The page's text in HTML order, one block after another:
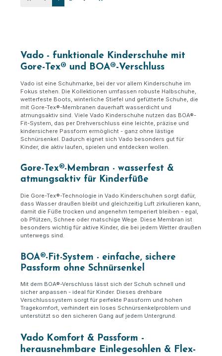
Vado - funktionale Kinderschuhe mit
Gore-Tex® und BOA®-Verschluss
Vado ist eine Schuhmarke, bei der vor allem Kinderschuhe im
Fokus stehen. Die Kollektionen umfassen robuste Halbschuhe,
wetterfeste Boots, winterliche Stiefel und gefütterte Schuhe, die
mit Gore-Tex®-Membranen dauerhaft wasserdicht und
atmungsaktiv sind. Viele Vado Kinderschuhe nutzen das BOA®-
Fit-System, das per Drehverschluss eine leichte, präzise und
kindersichere Passform ermöglicht - ganz ohne lästige
Schnürsenkel. Dadurch eignet sich Vado besonders gut für
Kinder, die aktiv laufen, spielen und entdecken wollen.
Gore-Tex®-Membran - wasserfest &
atmungsaktiv für Kinderfüße
Die Gore-Tex®-Technologie in Vado Kinderschuhen sorgt dafür,
dass Wasser draußen bleibt und gleichzeitig Luft zirkulieren kann,
damit die Füße trocken und angenehm temperiert bleiben - egal,
ob Pfützen, Schnee oder matschige Wege. Diese Membran ist
besonders wichtig für aktive Kinder, die bei jedem Wetter draußen
unterwegs sind.
BOA®-Fit-System - einfache, sichere
Passform ohne Schnürsenkel
Mit dem BOA®-Verschluss lässt sich der Schuh schnell und
sicher anpassen - ideal für Kinder. Dieses drehbare
Verschlusssystem sorgt für perfekte Passform und hohen
Tragekomfort, verhindert ein loses Schnürsenkelproblem und
unterstützt so den sicheren Gang auf jedem Untergrund.
Vado Komfort & Passform -
herausnehmbare Einlegesohlen & Flex-